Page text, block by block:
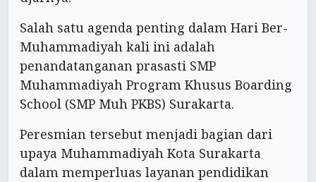
Salah satu agenda penting dalam Hari Ber-
Muhammadiyah kali ini adalah
penandatanganan prasasti SMP
Muhammadiyah Program Khusus Boarding
School (SMP Muh PKBS) Surakarta.
Peresmian tersebut menjadi bagian dari
upaya Muhammadiyah Kota Surakarta
dalam memperluas layanan pendidikan